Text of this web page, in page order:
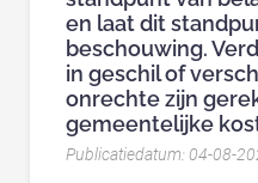
en laat dit
beschouwing.
in geschil of
onrechte zijn
gemeentelijke
Publicatiedatum: 04-08-